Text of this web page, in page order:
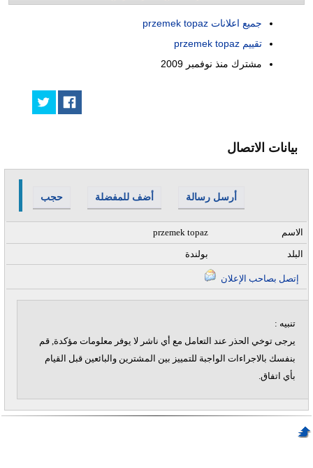
جميع اعلانات przemek topaz
تقييم przemek topaz
مشترك منذ نوفمبر 2009
بيانات الاتصال
حجب أضف للمفضلة أرسل رسالة
przemek topaz الاسم
بولندة البلد
تنبيه :
يرجى توخي الحذر عند التعامل مع أي ناشر لا يوفر معلومات مؤكدة, قم
بنفسك بالاجراءات الواجبة للتمييز بين المشترين والبائعين قبل القيام
بأي اتفاق.